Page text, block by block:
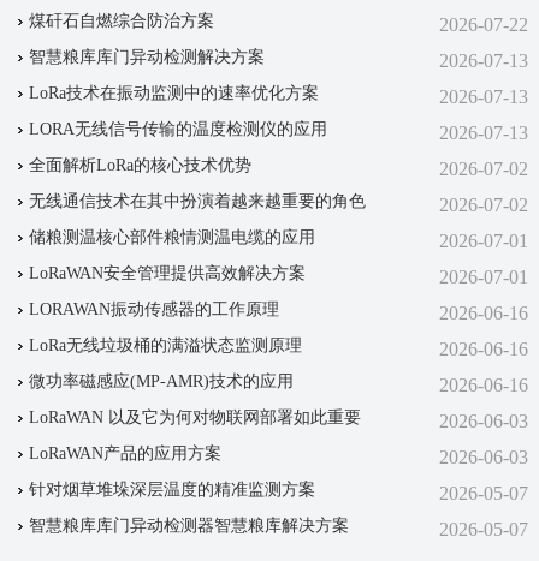
2026-07-22
煤矸石自燃综合防治方案
2026-07-13
智慧粮库库门异动检测解决方案
2026-07-13
LoRa技术在振动监测中的速率优化方案
2026-07-13
LORA无线信号传输的温度检测仪的应用
2026-07-02
全面解析LoRa的核心技术优势
2026-07-02
无线通信技术在其中扮演着越来越重要的角色
2026-07-01
储粮测温核心部件粮情测温电缆的应用
2026-07-01
LoRaWAN安全管理提供高效解决方案
2026-06-16
LORAWAN振动传感器的工作原理
2026-06-16
LoRa无线垃圾桶的满溢状态监测原理
2026-06-16
微功率磁感应(MP-AMR)技术‌的应用
2026-06-03
LoRaWAN 以及它为何对物联网部署如此重要
2026-06-03
LoRaWAN产品的应用方案
2026-05-07
针对烟草堆垛深层温度的精准监测方案
2026-05-07
智慧粮库库门异动检测器智慧粮库解决方案